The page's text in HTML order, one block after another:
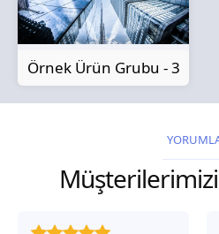
Örnek Ürün Grubu - 3